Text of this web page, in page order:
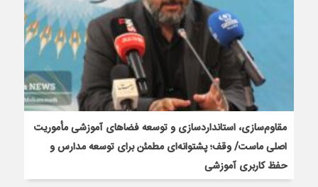
مقاوم‌سازی، استانداردسازی و توسعه فضاهای آموزشی مأموریت
اصلی ماست/ وقف؛ پشتوانه‌ای مطمئن برای توسعه مدارس و
حفظ کاربری آموزشی